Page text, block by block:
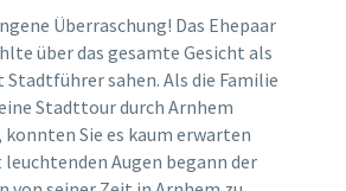
Überraschung! Das Ehepaar
über das gesamte Gesicht als
Stadtführer sahen. Als die Familie
Stadttour durch Arnhem
konnten Sie es kaum erwarten
Augen begann der